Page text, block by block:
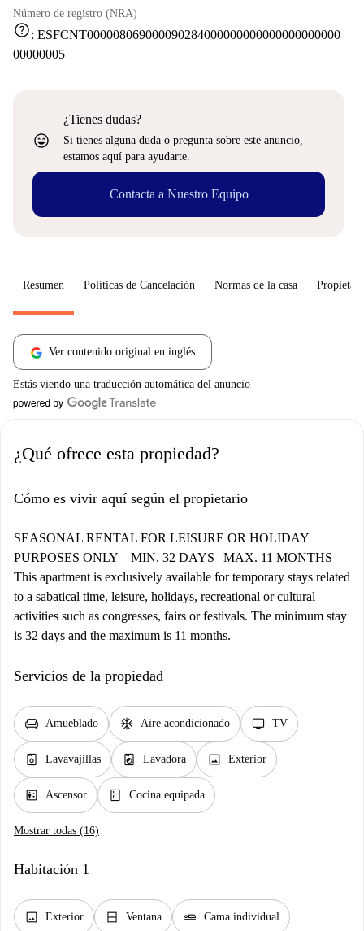
Número de registro (NRA)
help: ESFCNT000008069000090284000000000000000000000
00000005
sentiment_very_satisfied
¿Tienes dudas?
Si tienes alguna duda o pregunta sobre este anuncio,
estamos aquí para ayudarte.
Contacta a Nuestro Equipo
Resumen Políticas de Cancelación Normas de la casa
Ver contenido original en inglés
Estás viendo una traducción automática del anuncio
¿Qué ofrece esta propiedad?
Cómo es vivir aquí según el propietario
SEASONAL RENTAL FOR LEISURE OR HOLIDAY
PURPOSES ONLY – MIN. 32 DAYS | MAX. 11 MONTHS
This apartment is exclusively available for temporary stays related
to a sabatical time, leisure, holidays, recreational or cultural
activities such as congresses, fairs or festivals. The minimum stay
is 32 days and the maximum is 11 months.
Servicios de la propiedad
chair Amueblado ac_unit Aire acondicionado tv TV
dishwasher_gen Lavavajillas local_laundry_service Lavadora image Exterior
elevator Ascensor kitchen Cocina equipada
Mostrar todas (16)
Habitación 1
image Exterior window_closed Ventana airline_seat_flat Cama individual